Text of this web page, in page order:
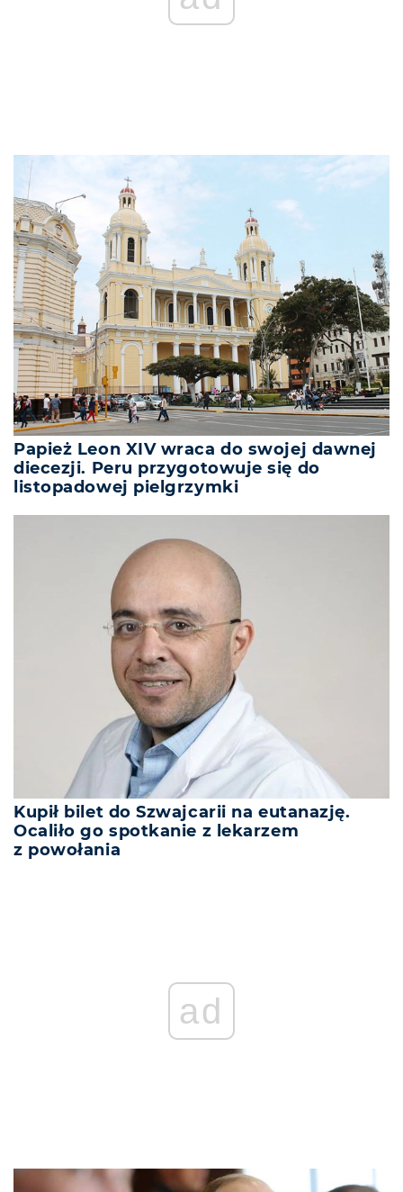
Papież Leon XIV wraca do swojej dawnej
diecezji. Peru przygotowuje się do
listopadowej pielgrzymki
Kupił bilet do Szwajcarii na eutanazję.
Ocaliło go spotkanie z lekarzem
z powołania
ad